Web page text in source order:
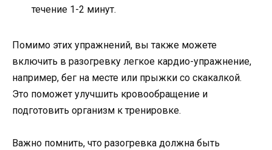
течение 1-2 минут.
Помимо этих упражнений, вы также можете
включить в разогревку легкое кардио-упражнение,
например, бег на месте или прыжки со скакалкой.
Это поможет улучшить кровообращение и
подготовить организм к тренировке.
Важно помнить, что разогревка должна быть